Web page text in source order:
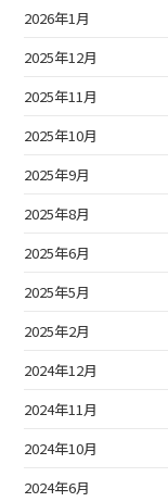
2026年1月
2025年12月
2025年11月
2025年10月
2025年9月
2025年8月
2025年6月
2025年5月
2025年2月
2024年12月
2024年11月
2024年10月
2024年6月